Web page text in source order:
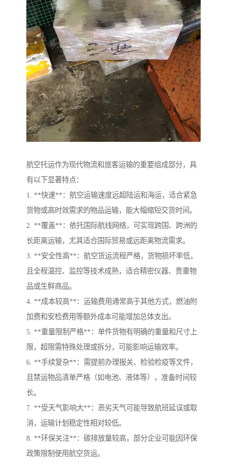
航空托运作为现代物流和旅客运输的重要组成部分，具
有以下显著特点：
1. **快速**：航空运输速度远超陆运和海运，适合紧急
货物或高时效需求的物品运输，能大幅缩短交货时间。
2. **覆盖**：依托国际航线网络，可实现跨国、跨洲的
长距离运输，尤其适合国际贸易或远距离物流需求。
3. **安全性高**：航空货运流程严格，货物损坏率低，
且全程温控、监控等技术成熟，适合精密仪器、贵重物
品或生鲜商品。
4. **成本较高**：运输费用通常高于其他方式，燃油附
加费和安检费用等额外成本可能增加总体支出。
5. **重量限制严格**：单件货物有明确的重量和尺寸上
限，超限需特殊处理或拆分，可能影响运输效率。
6. **手续复杂**：需提前办理报关、检验检疫等文件，
且禁运物品清单严格（如电池、液体等），准备时间较
长。
7. **受天气影响大**：恶劣天气可能导致航班延误或取
消，运输计划稳定性相对较低。
8. **环保关注**：碳排放量较高，部分企业可能因环保
政策限制使用航空货运。